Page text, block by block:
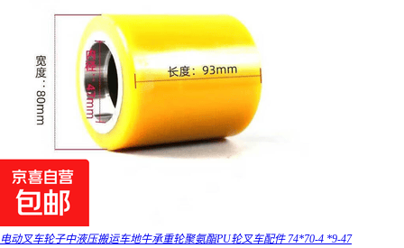
电动叉车轮子中液压搬运车地牛承重轮聚氨酯PU轮叉车配件 74*70-4 *9-47